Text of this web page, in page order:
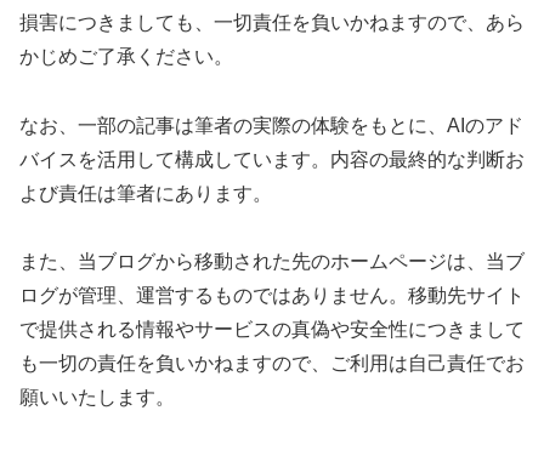
損害につきましても、一切責任を負いかねますので、あら
かじめご了承ください。
なお、一部の記事は筆者の実際の体験をもとに、AIのアド
バイスを活用して構成しています。内容の最終的な判断お
よび責任は筆者にあります。
また、当ブログから移動された先のホームページは、当ブ
ログが管理、運営するものではありません。移動先サイト
で提供される情報やサービスの真偽や安全性につきまして
も一切の責任を負いかねますので、ご利用は自己責任でお
願いいたします。